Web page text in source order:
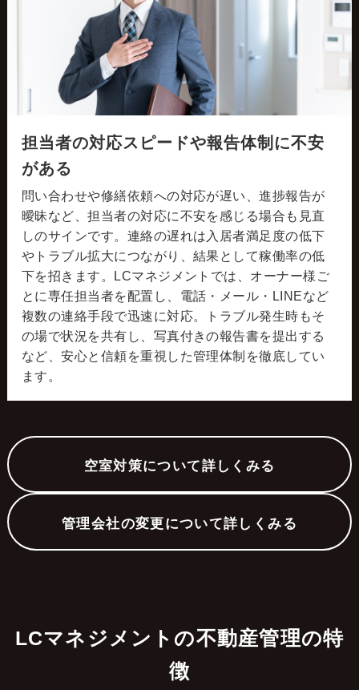
担当者の対応スピードや報告体制に不安
がある
問い合わせや修繕依頼への対応が遅い、進捗報告が
曖昧など、担当者の対応に不安を感じる場合も見直
しのサインです。連絡の遅れは入居者満足度の低下
やトラブル拡大につながり、結果として稼働率の低
下を招きます。LCマネジメントでは、オーナー様ご
とに専任担当者を配置し、電話・メール・LINEなど
複数の連絡手段で迅速に対応。トラブル発生時もそ
の場で状況を共有し、写真付きの報告書を提出する
など、安心と信頼を重視した管理体制を徹底してい
ます。
空室対策について詳しくみる
管理会社の変更について詳しくみる
LCマネジメントの不動産管理の特
徴